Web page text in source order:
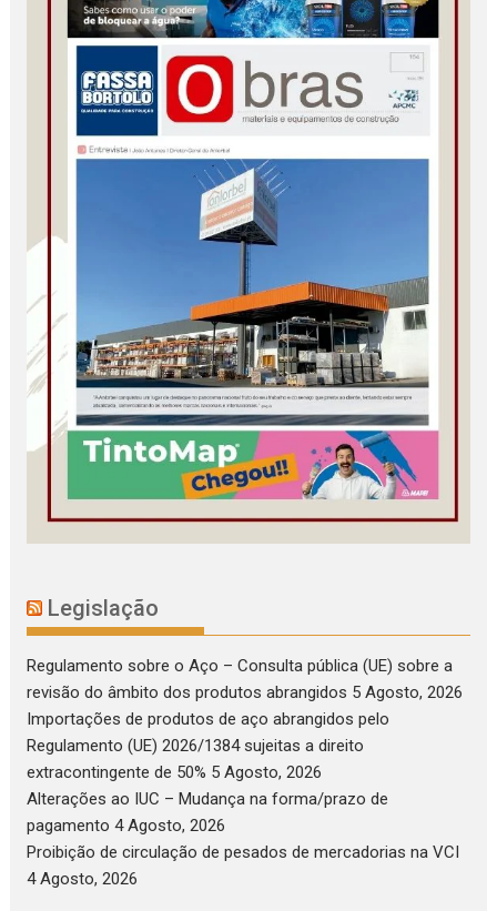
Legislação
Regulamento sobre o Aço – Consulta pública (UE) sobre a
revisão do âmbito dos produtos abrangidos 5 Agosto, 2026
Importações de produtos de aço abrangidos pelo
Regulamento (UE) 2026/1384 sujeitas a direito
extracontingente de 50% 5 Agosto, 2026
Alterações ao IUC – Mudança na forma/prazo de
pagamento 4 Agosto, 2026
Proibição de circulação de pesados de mercadorias na VCI
4 Agosto, 2026